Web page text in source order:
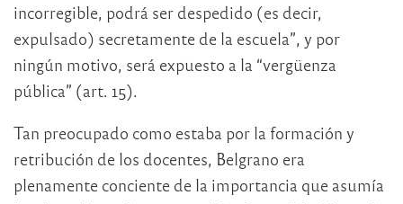
incorregible, podrá ser despedido (es decir,
expulsado) secretamente de la escuela”, y por
ningún motivo, será expuesto a la “vergüenza
pública” (art. 15).
Tan preocupado como estaba por la formación y
retribución de los docentes, Belgrano era
plenamente conciente de la importancia que asumía